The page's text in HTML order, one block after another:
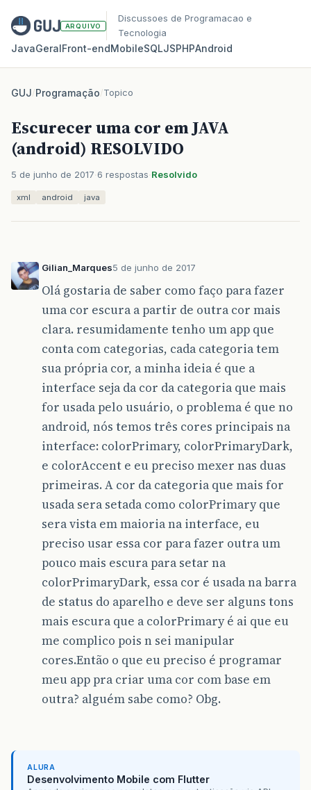
ARQUIVO
Discussoes de Programacao e
Tecnologia
JavaGeralFront‑endMobileSQLJSPHPAndroid
GUJ/Programação/Topico
Escurecer uma cor em JAVA
(android) RESOLVIDO
5 de junho de 2017 6 respostas Resolvido
xml android java
Gilian_Marques5 de junho de 2017
Olá gostaria de saber como faço para fazer
uma cor escura a partir de outra cor mais
clara. resumidamente tenho um app que
conta com categorias, cada categoria tem
sua própria cor, a minha ideia é que a
interface seja da cor da categoria que mais
for usada pelo usuário, o problema é que no
android, nós temos três cores principais na
interface: colorPrimary, colorPrimaryDark,
e colorAccent e eu preciso mexer nas duas
primeiras. A cor da categoria que mais for
usada sera setada como colorPrimary que
sera vista em maioria na interface, eu
preciso usar essa cor para fazer outra um
pouco mais escura para setar na
colorPrimaryDark, essa cor é usada na barra
de status do aparelho e deve ser alguns tons
mais escura que a colorPrimary é ai que eu
me complico pois n sei manipular
cores.Então o que eu preciso é programar
meu app pra criar uma cor com base em
outra? alguém sabe como? Obg.
ALURA
Desenvolvimento Mobile com Flutter